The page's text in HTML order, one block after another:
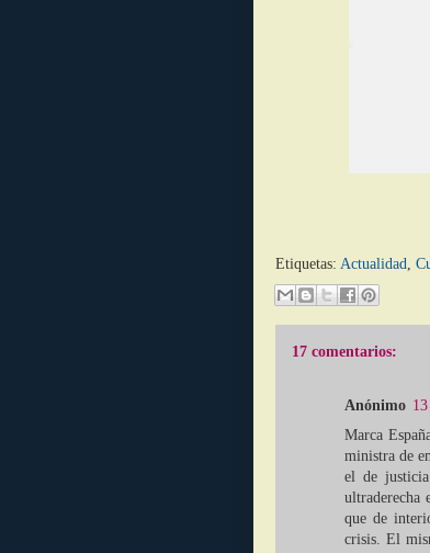
Etiquetas: Actualidad,
17 comentarios:
Anónimo
Marca
ministra de
el de
ultraderecha
que de
crisis. El